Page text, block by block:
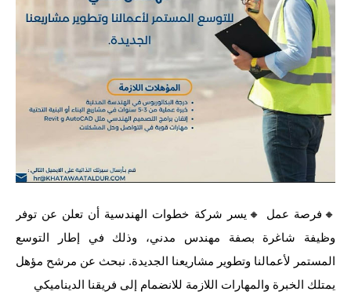
🔸️فرصة عمل 🔸️يسر شركة خطوات الهندسية أن تعلن عن توفر
وظيفة شاغرة بصفة مهندس مدني، وذلك في إطار التوسع
المستمر لأعمالنا وتطوير مشاريعنا الجديدة. نبحث عن مرشح مؤهل
يمتلك الخبرة والمهارات اللازمة للانضمام إلى فريقنا الديناميكي